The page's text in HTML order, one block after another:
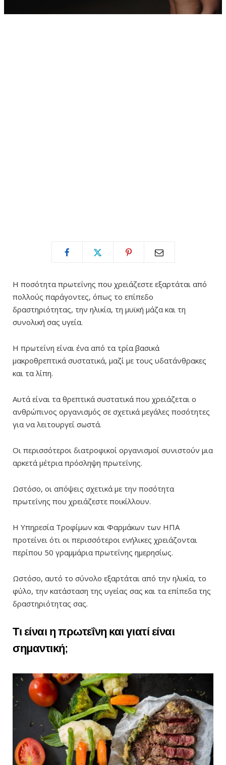
Η ποσότητα πρωτεΐνης που χρειάζεστε εξαρτάται από
πολλούς παράγοντες, όπως το επίπεδο
δραστηριότητας, την ηλικία, τη μυϊκή μάζα και τη
συνολική σας υγεία.
Η πρωτεΐνη είναι ένα από τα τρία βασικά
μακροθρεπτικά συστατικά, μαζί με τους υδατάνθρακες
και τα λίπη.
Αυτά είναι τα θρεπτικά συστατικά που χρειάζεται ο
ανθρώπινος οργανισμός σε σχετικά μεγάλες ποσότητες
για να λειτουργεί σωστά.
Οι περισσότεροι διατροφικοί οργανισμοί συνιστούν μια
αρκετά μέτρια πρόσληψη πρωτεΐνης.
Ωστόσο, οι απόψεις σχετικά με την ποσότητα
πρωτεΐνης που χρειάζεστε ποικίλλουν.
Η Υπηρεσία Τροφίμων και Φαρμάκων των ΗΠΑ
προτείνει ότι οι περισσότεροι ενήλικες χρειάζονται
περίπου 50 γραμμάρια πρωτεΐνης ημερησίως.
Ωστόσο, αυτό το σύνολο εξαρτάται από την ηλικία, το
φύλο, την κατάσταση της υγείας σας και τα επίπεδα της
δραστηριότητας σας.
Τι είναι η πρωτεΐνη και γιατί είναι
σημαντική;